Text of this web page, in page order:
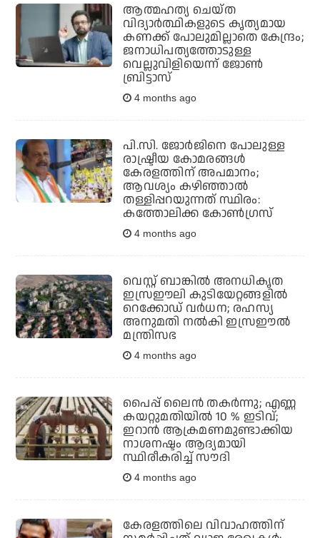
ആത്മഹത്യ ചെയ്ത
വിദ്യാര്‍ത്ഥികളുടെ കൃത്യമായ
കണക്ക് പോലുമില്ലാതെ കേന്ദ്രം;
ജനാധിപത്യത്തോടുള്ള
വെല്ലുവിളിയെന്ന് ജോണ്‍
ബ്രിട്ടാസ്
4 months ago
പി.സി. ജോര്‍ജിനെ പോലുള്ള
രാഷ്ട്രീയ കോമരങ്ങള്‍
കേരളത്തിന് അപമാനം;
ആവശ്യം കഴിഞ്ഞാല്‍
തള്ളിപ്പറയുന്നത് സ്ഥിരം:
കത്തോലിക്ക കോണ്‍ഗ്രസ്
4 months ago
വെസ്റ്റ് ബാങ്കില്‍ അനധികൃത
ഇസ്രഈലി കുടിയേറ്റങ്ങളില്‍
റെക്കോഡ് വര്‍ധന; രഹസ്യ
അനുമതി നല്‍കി ഇസ്രഈല്‍
മന്ത്രിസഭ
4 months ago
പൈപ്പ് ലൈന്‍ തകര്‍ന്നു; എണ്ണ
കയറ്റുമതിയില്‍ 10 % ഇടിവ്;
ഇറാന്‍ ആക്രമണമുണ്ടാക്കിയ
നാശനഷ്ടം ആദ്യമായി
സ്ഥിരീകരിച്ച് സൗദി
4 months ago
കേരളത്തിലെ വിവാഹത്തിന്